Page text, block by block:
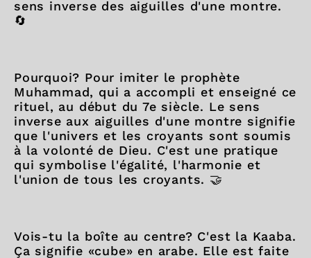
sens inverse des aiguilles d'une montre.
🔄
Pourquoi? Pour imiter le prophète
Muhammad, qui a accompli et enseigné ce
rituel, au début du 7e siècle. Le sens
inverse aux aiguilles d'une montre signifie
que l'univers et les croyants sont soumis
à la volonté de Dieu. C'est une pratique
qui symbolise l'égalité, l'harmonie et
l'union de tous les croyants. 🤝
Vois-tu la boîte au centre? C'est la Kaaba.
Ça signifie «cube» en arabe. Elle est faite